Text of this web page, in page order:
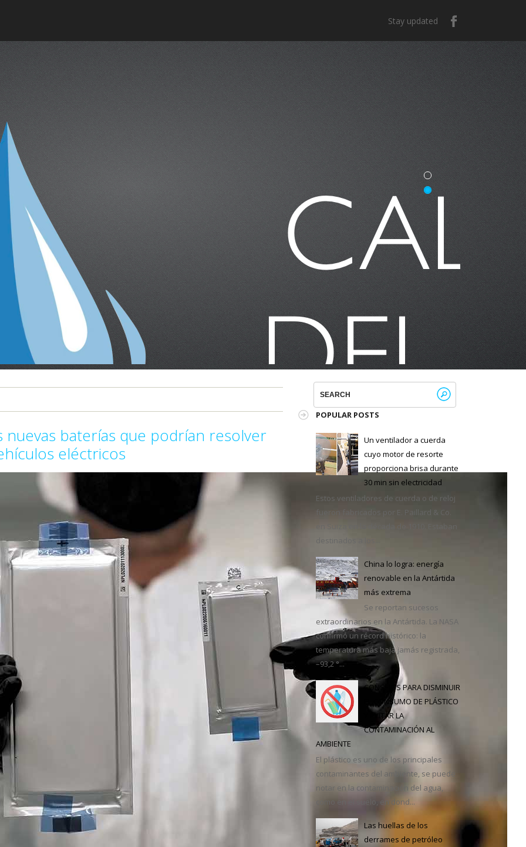
Stay updated
es el mejor calentador solar de México
que tan sana es el agua en tu casa
nuevas baterías que podrían resolver
eléctricos
POPULAR POSTS
Un ventilador a cuerda
cuyo motor de resorte
proporciona brisa durante
30 min sin electricidad
Estos ventiladores de cuerda o de reloj
fueron fabricados por E. Paillard & Co.
en Suiza en la década de 1910. Estaban
China lo logra: energía
renovable en la Antártida
más extrema
Se reportan sucesos
extraordinarios en la Antártida. La NASA
confirmó un récord histórico: la
temperatura más baja jamás registrada,
–93,2 °...
CONSEJOS PARA DISMINUIR
EL CONSUMO DE PLÁSTICO
Y EVITAR LA
CONTAMINACIÓN AL
AMBIENTE
El plástico es uno de los principales
contaminantes del ambiente, se puede
notar en la contaminación del agua,
como en el suelo, en dond...
Las huellas de los
derrames de petróleo